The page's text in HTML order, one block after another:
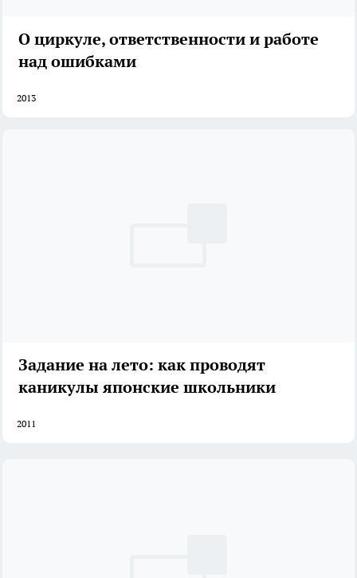
О циркуле, ответственности и работе
над ошибками
2013
Задание на лето: как проводят
каникулы японские школьники
2011